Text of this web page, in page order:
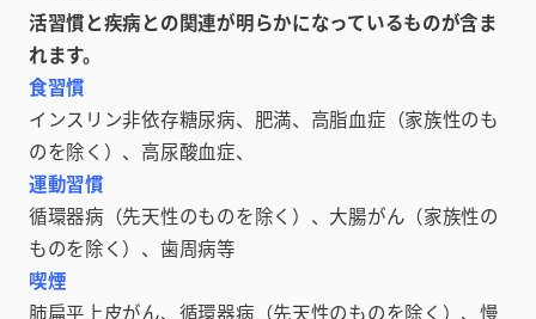
活習慣と疾病との関連が明らかになっているものが含ま
れます。
食習慣
インスリン非依存糖尿病、肥満、高脂血症（家族性のも
のを除く）、高尿酸血症、
運動習慣
循環器病（先天性のものを除く）、大腸がん（家族性の
ものを除く）、歯周病等
喫煙
肺扁平上皮がん、循環器病（先天性のものを除く）、慢